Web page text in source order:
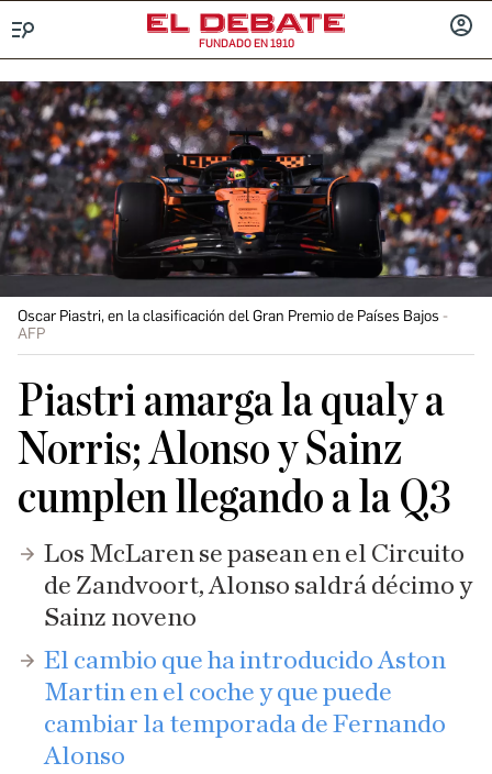
FUNDADO EN 1910
Oscar Piastri, en la clasificación del Gran Premio de Países Bajos
AFP
Piastri amarga la qualy a
Norris; Alonso y Sainz
cumplen llegando a la Q3
Los McLaren se pasean en el Circuito
de Zandvoort, Alonso saldrá décimo y
Sainz noveno
El cambio que ha introducido Aston
Martin en el coche y que puede
cambiar la temporada de Fernando
Alonso